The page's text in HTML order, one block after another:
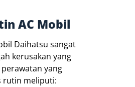
AC Mobil
Daihatsu sangat
kerusakan yang
yang
rutin meliputi: